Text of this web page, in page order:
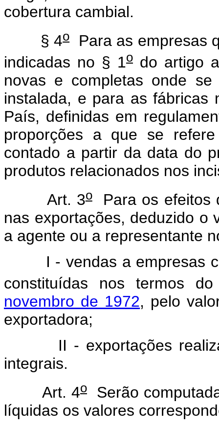
cobertura cambial.
§ 4oPara as empresas
indicadas no § 1o do artigo
novas e completas onde se
instalada, e para as fábricas
País, definidas em
proporções a que se
contado a partir da data do
produtos relacionados nos
Art. 3oPara os efeitos
nas exportações, deduzido o
a agente ou a representante
I - vendas a empresas
constituídas nos termos
novembro de 1972, pelo
exportadora;
II - exportações
integrais.
Art. 4o Serão
líquidas os valores